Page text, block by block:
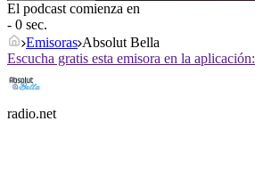
El podcast comienza en
- 0 sec.
Emisoras Absolut Bella
Escucha gratis esta emisora en la aplicación:
radio.net